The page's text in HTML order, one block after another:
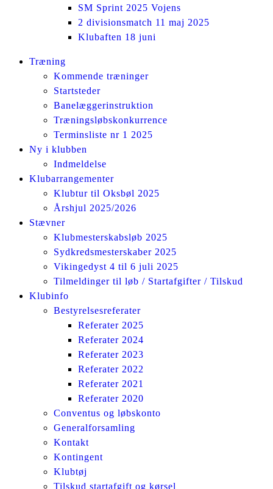
SM Sprint 2025 Vojens
2 divisionsmatch 11 maj 2025
Klubaften 18 juni
Facebook
InstagramTræning
Kommende træninger
Startsteder
Banelæggerinstruktion
Træningsløbskonkurrence
Terminsliste nr 1 2025
Ny i klubben
Indmeldelse
Klubarrangementer
Klubtur til Oksbøl 2025
Årshjul 2025/2026
Stævner
Klubmesterskabsløb 2025
Sydkredsmesterskaber 2025
Vikingedyst 4 til 6 juli 2025
Tilmeldinger til løb / Startafgifter / Tilskud
Klubinfo
Bestyrelsesreferater
Referater 2025
Referater 2024
Referater 2023
Referater 2022
Referater 2021
Referater 2020
Conventus og løbskonto
Generalforsamling
Kontakt
Kontingent
Klubtøj
Tilskud startafgift og kørsel